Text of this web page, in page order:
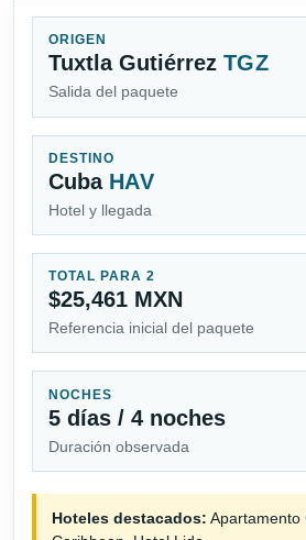
ORIGEN
Tuxtla Gutiérrez TGZ
Salida del paquete
DESTINO
Cuba HAV
Hotel y llegada
TOTAL PARA 2
$25,461 MXN
Referencia inicial del paquete
NOCHES
5 días / 4 noches
Duración observada
Hoteles destacados: Apartamento